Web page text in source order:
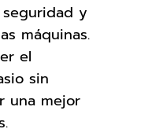
y
máquinas.
el
sin
una mejor